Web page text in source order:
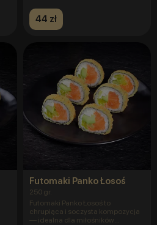
44 zł
Futomaki Panko Łosoś
250 gr.
Futomaki Panko Łosoś to
chrupiąca i soczysta kompozycja
— idealna dla miłośników